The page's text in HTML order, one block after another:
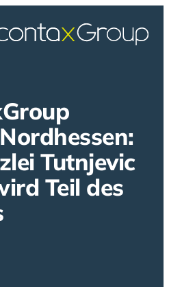
Tutnjevic
Teil des